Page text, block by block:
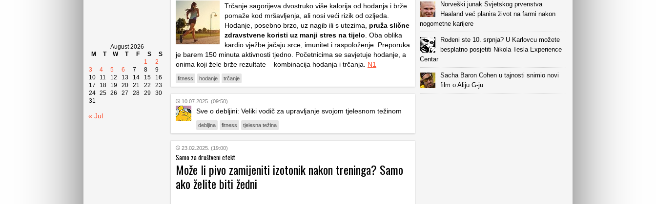
August 2026
M
T W T F S
S
1
2
3
4 5 6 7 8
9
10
11 12 13 14 15
16
17
18 19 20 21 22
23
24 25 26 27 28 29
30
31
« Jul
Trčanje sagorijeva dvostruko više kalorija od hodanja i brže
pomaže kod mršavljenja, ali nosi veći rizik od ozljeda.
Hodanje, posebno brzo, uz nagib ili s utezima, pruža slične
zdravstvene koristi uz manji stres na tijelo . Oba oblika
kardio vježbe jačaju srce, imunitet i raspoloženje. Preporuka
je barem 150 minuta aktivnosti tjedno. Početnicima se savjetuje hodanje, a
onima koji žele brže rezultate – kombinacija hodanja i trčanja. N1
fitness hodanje trčanje
10.07.2025. (09:50)
Sve o debljini: Veliki vodič za upravljanje svojom tjelesnom težinom
debljina fitness tjelesna težina
23.02.2025. (19:00)
Samo za društveni efekt
Može li pivo zamijeniti izotonik nakon treninga? Samo
ako želite biti žedni
Norveški junak Svjetskog prvenstva
Haaland već planira život na farmi nakon
nogometne karijere
Rođeni ste 10. srpnja? U Karlovcu možete
besplatno posjetiti Nikola Tesla Experience
Centar
Sacha Baron Cohen u tajnosti snimio novi
film o Aliju G-ju